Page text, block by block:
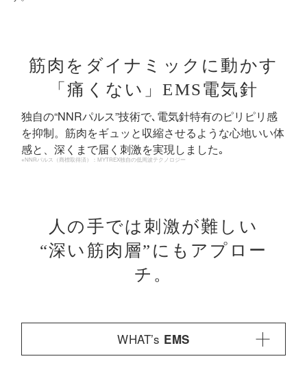
筋肉をダイナミックに動かす
「痛くない」EMS電気針
独自の“NNRパルス”技術で､電気針特有のピリピリ感
を抑制。筋肉をギュッと収縮させるような心地いい体
感と、深くまで届く刺激を実現しました｡
※NNRパルス（商標取得済）：MYTREX独自の低周波テクノロジー
人の手では刺激が難しい
“深い筋肉層”にも アプロー
チ。
WHAT’s EMS